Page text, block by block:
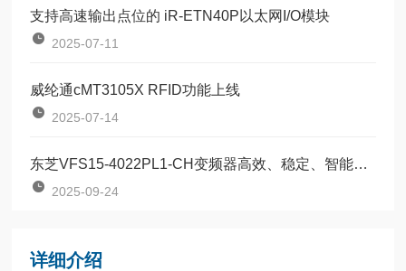
支持高速输出点位的 iR-ETN40P以太网I/O模块
2025-07-11
威纶通cMT3105X RFID功能上线
2025-07-14
东芝VFS15-4022PL1-CH变频器高效、稳定、智能的工业动力核心
2025-09-24
详细介绍